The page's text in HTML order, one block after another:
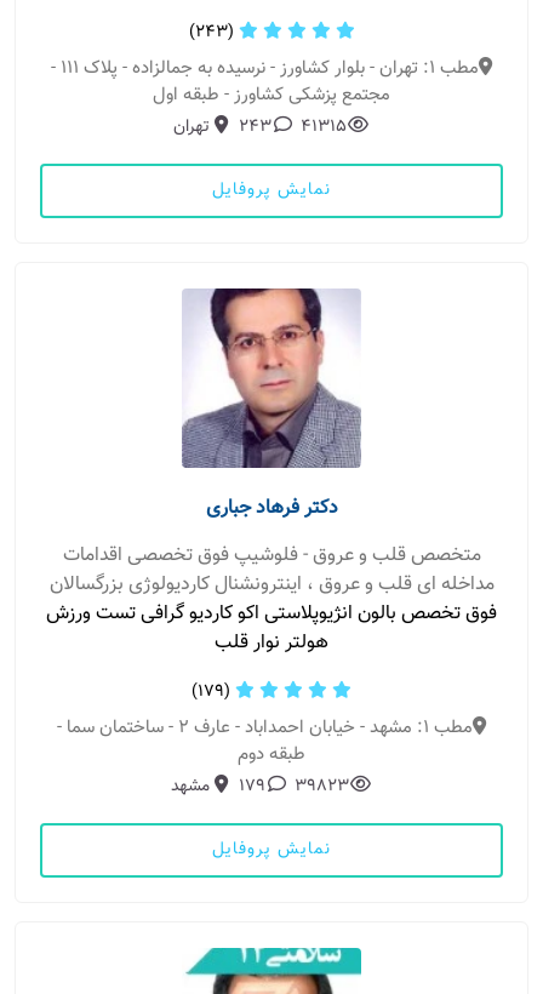
(243)
مطب 1: تهران - بلوار کشاورز - نرسیده به جمالزاده - پلاک ۱۱۱ -
مجتمع پزشکی کشاورز - طبقه اول
41315
243 تهران
نمایش پروفایل
دکتر فرهاد جباری
متخصص قلب و عروق - فلوشیپ فوق تخصصی اقدامات
مداخله ای قلب و عروق ، اینترونشنال کاردیولوژی بزرگسالان
فوق تخصص بالون انژیوپلاستی اکو کاردیو گرافی تست ورزش
هولتر نوار قلب
(179)
مطب 1: مشهد - خیابان احمداباد - عارف 2 - ساختمان سما -
طبقه دوم
39823
179 مشهد
نمایش پروفایل